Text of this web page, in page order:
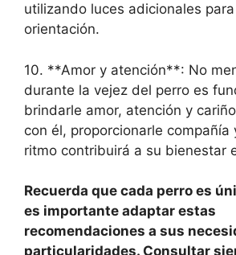
utilizando luces adicionales
orientación.
10. **Amor y atención**: No
durante la vejez del perro es
brindarle amor, atención y
con él, proporcionarle compañía
ritmo contribuirá a su bienestar
Recuerda que cada perro es
es importante adaptar estas
recomendaciones a sus
particularidades. Consultar